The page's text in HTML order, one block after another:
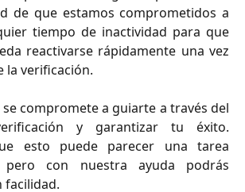
de que estamos comprometidos a
tiempo de inactividad para que
reactivarse rápidamente una vez
la verificación.
compromete a guiarte a través del
y garantizar tu éxito.
esto puede parecer una tarea
pero con nuestra ayuda podrás
facilidad.